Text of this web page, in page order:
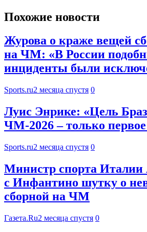
Похожие новости
Журова о краже вещей
на ЧМ: «В России
инциденты были
Sports.ru2 месяца спустя 0
Луис Энрике: «Цель
ЧМ-2026 – только первое
Sports.ru2 месяца спустя 0
Министр спорта Италии
с Инфантино шутку о
сборной на ЧМ
Газета.Ru2 месяца спустя 0